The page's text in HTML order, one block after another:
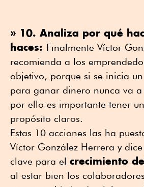
» 10. Analiza por qué
haces: Finalmente Víctor
recomienda a los
objetivo, porque si se inicia
para ganar dinero nunca va a
por ello es importante tener
propósito claros.
Estas 10 acciones las ha
Víctor González Herrera y
clave para el crecimiento
al estar bien los